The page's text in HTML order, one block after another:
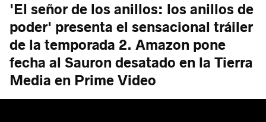
'El señor de los anillos: los anillos de
poder' presenta el sensacional tráiler
de la temporada 2. Amazon pone
fecha al Sauron desatado en la Tierra
Media en Prime Video